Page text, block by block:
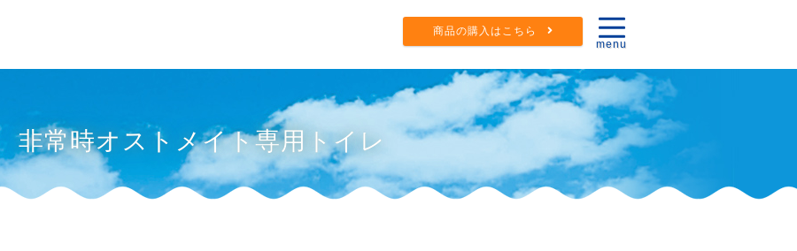
商品の購入はこちら
menu
非常時オストメイト専用トイレ